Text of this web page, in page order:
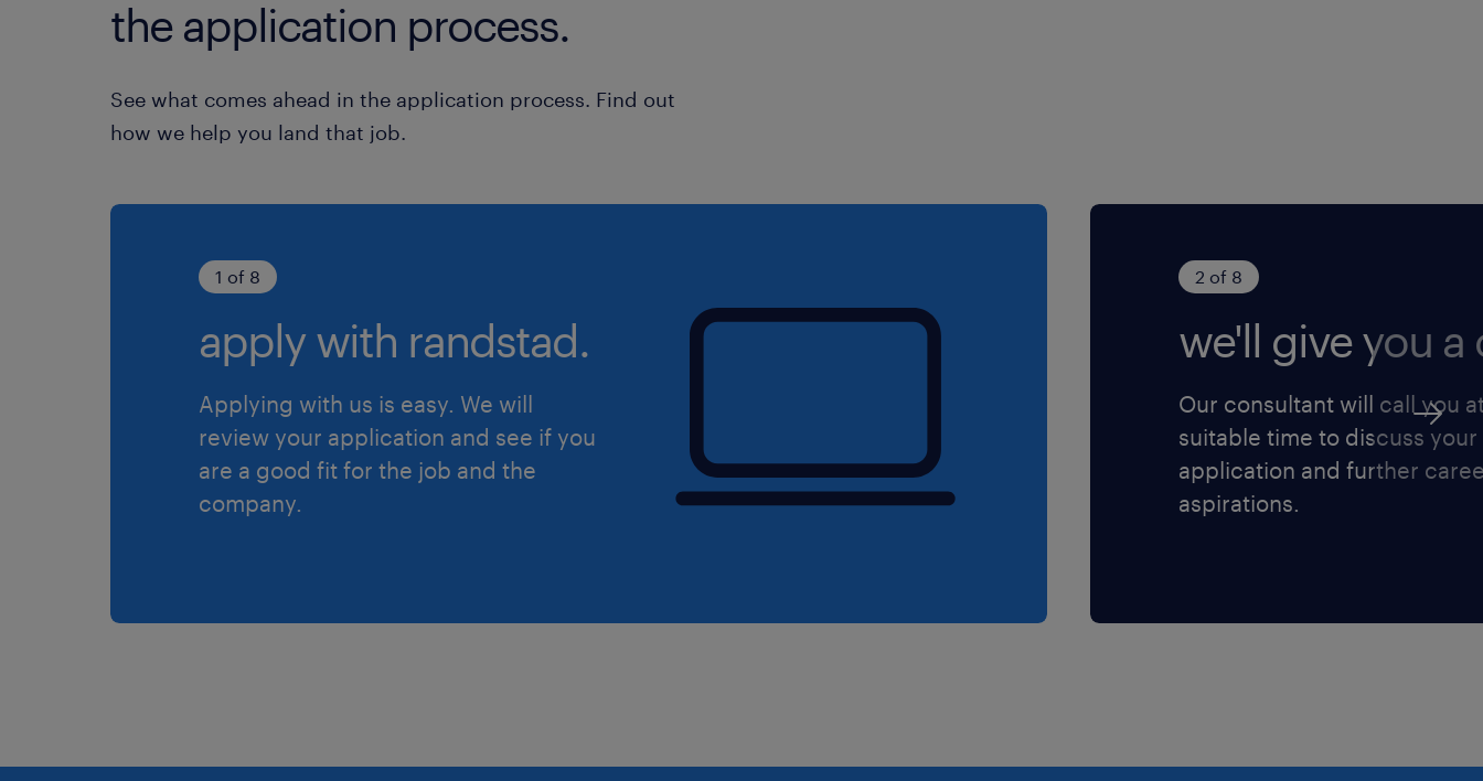
Passagiers veilig en op tijd vervoeren
Qbuzz heeft op 15 december 2024 de concessie Zuid-Holland
Noord (ZHN) overgenomen van Arriva. In dit gebied, waar
Leiden, Alphen aan den Rijn, Lisse, Krimpen aan den IJssel en
aanbod is volledig voorbereid op de reizigersgroei die wij
voorzien”, stelt Qbuzz in het vervoersplan.
Qbuzz introduceert sneldiensten met nieuwe verbindingen
the application process.
See what comes ahead in the application process. Find out
how we help you land that job.
1 of 8
apply with randstad.
Applying with us is easy. We will
review your application and see if you
are a good fit for the job and the
company.
2 of 8
we'll give you a
Our consultant will call you
suitable time to discuss your
application and further
aspirations.